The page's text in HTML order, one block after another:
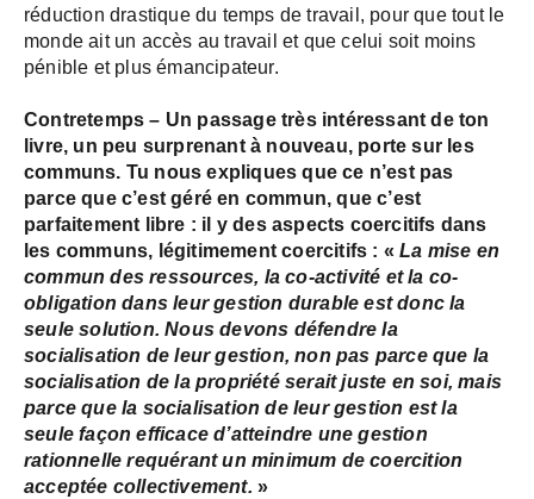
réduction drastique du temps de travail, pour que tout le
monde ait un accès au travail et que celui soit moins
pénible et plus émancipateur.
Contretemps – Un passage très intéressant de ton
livre, un peu surprenant à nouveau, porte sur les
communs. Tu nous expliques que ce n’est pas
parce que c’est géré en commun, que c’est
parfaitement libre : il y des aspects coercitifs dans
les communs, légitimement coercitifs : «La mise en
commun des ressources, la co-activité et la co-
obligation dans leur gestion durable est donc la
seule solution. Nous devons défendre la
socialisation de leur gestion, non pas parce que la
socialisation de la propriété serait juste en soi, mais
parce que la socialisation de leur gestion est la
seule façon efficace d’atteindre une gestion
rationnelle requérant un minimum de coercition
acceptée collectivement. »